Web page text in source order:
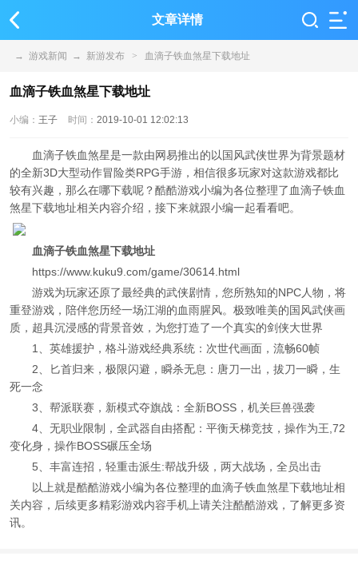
文章详情
→ 游戏新闻 → 新游发布 > 血滴子铁血煞星下载地址
血滴子铁血煞星下载地址
小编： 王子 时间： 2019-10-01 12:02:13
血滴子铁血煞星是一款由网易推出的以国风武侠世界为背景题材
的全新3D大型动作冒险类RPG手游，相信很多玩家对这款游戏都比
较有兴趣，那么在哪下载呢？酷酷游戏小编为各位整理了血滴子铁血
煞星下载地址相关内容介绍，接下来就跟小编一起看看吧。
血滴子铁血煞星下载地址
https://www.kuku9.com/game/30614.html
游戏为玩家还原了最经典的武侠剧情，您所熟知的NPC人物，将
重登游戏，陪伴您历经一场江湖的血雨腥风。极致唯美的国风武侠画
质，超具沉浸感的背景音效，为您打造了一个真实的剑侠大世界
1、英雄援护，格斗游戏经典系统：次世代画面，流畅60帧
2、匕首归来，极限闪避，瞬杀无息：唐刀一出，拔刀一瞬，生
死一念
3、帮派联赛，新模式夺旗战：全新BOSS，机关巨兽强袭
4、无职业限制，全武器自由搭配：平衡天梯竞技，操作为王,72
变化身，操作BOSS碾压全场
5、丰富连招，轻重击派生:帮战升级，两大战场，全员出击
以上就是酷酷游戏小编为各位整理的血滴子铁血煞星下载地址相
关内容，后续更多精彩游戏内容手机上请关注酷酷游戏，了解更多资
讯。